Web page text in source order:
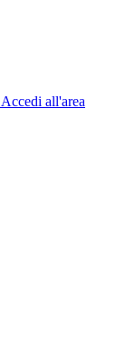
Accedi all'area